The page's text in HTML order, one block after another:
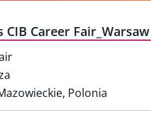
CIB Career Fair_Warsaw
Polonia